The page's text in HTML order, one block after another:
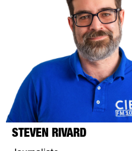
STEVEN RIVARD